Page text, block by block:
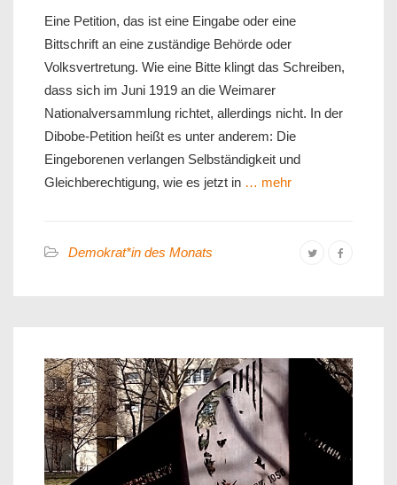
Eine Petition, das ist eine Eingabe oder eine
Bittschrift an eine zuständige Behörde oder
Volksvertretung. Wie eine Bitte klingt das Schreiben,
dass sich im Juni 1919 an die Weimarer
Nationalversammlung richtet, allerdings nicht. In der
Dibobe-Petition heißt es unter anderem: Die
Eingeborenen verlangen Selbständigkeit und
Gleichberechtigung, wie es jetzt in … mehr
Demokrat*in des Monats